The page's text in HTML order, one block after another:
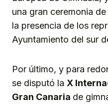
una gran ceremonia
la presencia de los
Ayuntamiento del sur
Por último, y para
se disputó la X
Gran Canaria de